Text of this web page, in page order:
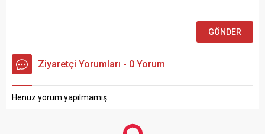
Ziyaretçi Yorumları - 0 Yorum
Henüz yorum yapılmamış.